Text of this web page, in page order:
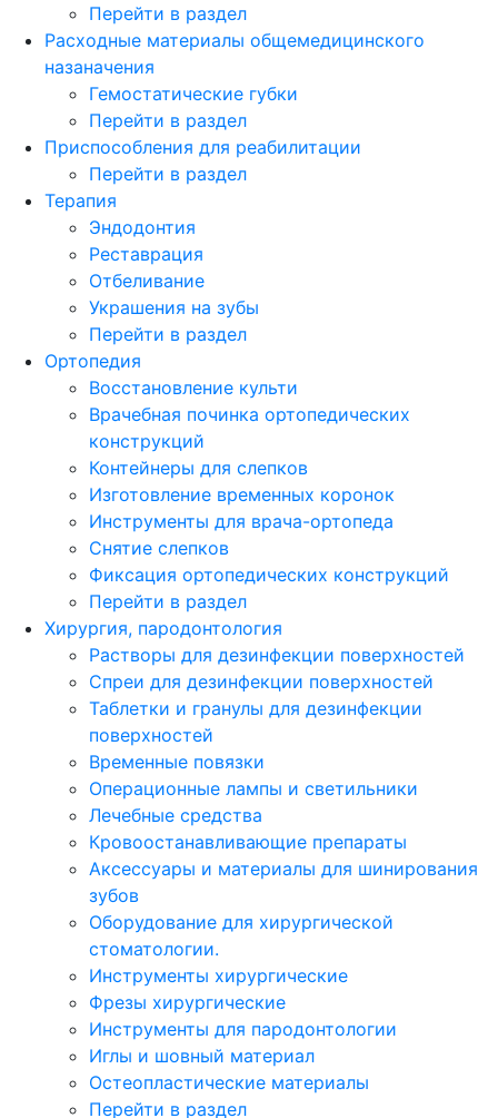
Перейти в раздел
Расходные материалы общемедицинского
назаначения
Гемостатические губки
Перейти в раздел
Приспособления для реабилитации
Перейти в раздел
Терапия
Эндодонтия
Реставрация
Отбеливание
Украшения на зубы
Перейти в раздел
Ортопедия
Восстановление культи
Врачебная починка ортопедических
конструкций
Контейнеры для слепков
Изготовление временных коронок
Инструменты для врача-ортопеда
Снятие слепков
Фиксация ортопедических конструкций
Перейти в раздел
Хирургия, пародонтология
Растворы для дезинфекции поверхностей
Спреи для дезинфекции поверхностей
Таблетки и гранулы для дезинфекции
поверхностей
Временные повязки
Операционные лампы и светильники
Лечебные средства
Кровоостанавливающие препараты
Аксессуары и материалы для шинирования
зубов
Оборудование для хирургической
стоматологии.
Инструменты хирургические
Фрезы хирургические
Инструменты для пародонтологии
Иглы и шовный материал
Остеопластические материалы
Перейти в раздел